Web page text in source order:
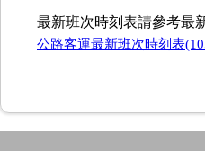
最新班次時刻表請參考最
公路客運最新班次時刻表